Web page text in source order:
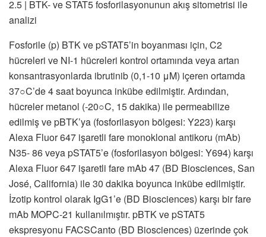
2.5 | BTK- ve STAT5 fosforilasyonunun akış sitometrisi ile
analizi
Fosforile (p) BTK ve pSTAT5’in boyanması için, C2
hücreleri ve NI-1 hücreleri kontrol ortamında veya artan
konsantrasyonlarda ibrutinib (0,1-10 μM) içeren ortamda
37○C’de 4 saat boyunca inkübe edilmiştir. Ardından,
hücreler metanol (-20○C, 15 dakika) ile permeabilize
edilmiş ve pBTK’ya (fosforilasyon bölgesi: Y223) karşı
Alexa Fluor 647 işaretli fare monoklonal antikoru (mAb)
N35- 86 veya pSTAT5’e (fosforilasyon bölgesi: Y694) karşı
Alexa Fluor 647 işaretli fare mAb 47 (BD Biosciences, San
José, California) ile 30 dakika boyunca inkübe edilmiştir.
İzotip kontrol olarak IgG1’e (BD Biosciences) karşı bir fare
mAb MOPC-21 kullanılmıştır. pBTK ve pSTAT5
ekspresyonu FACSCanto (BD Biosciences) üzerinde çok